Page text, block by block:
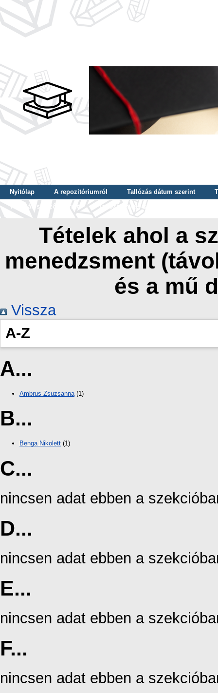
Nyitólap A repozitóriumról Tallózás dátum szerint
Tallózás szerző szerint
Tallózás nyelv szerint
Tételek ahol a
menedzsment
és a mű
Vissza
A-Z
A...
Ambrus Zsuzsanna(1)
B...
Benga Nikolett (1)
C...
nincsen adat ebben a
D...
nincsen adat ebben a
E...
nincsen adat ebben a
F...
nincsen adat ebben a